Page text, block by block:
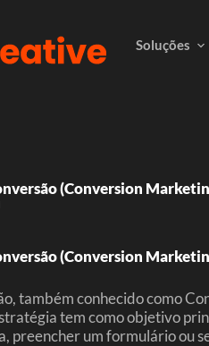
Soluções
(Conversion
(Conversion
também conhecido como
tem como objetivo
preencher um formulário ou